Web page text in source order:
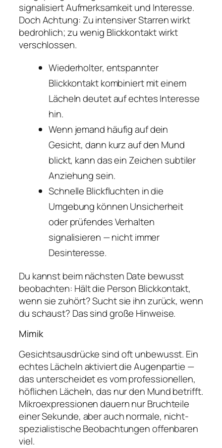
signalisiert Aufmerksamkeit und Interesse.
Doch Achtung: Zu intensiver Starren wirkt
bedrohlich; zu wenig Blickkontakt wirkt
verschlossen.
Wiederholter, entspannter
Blickkontakt kombiniert mit einem
Lächeln deutet auf echtes Interesse
hin.
Wenn jemand häufig auf dein
Gesicht, dann kurz auf den Mund
blickt, kann das ein Zeichen subtiler
Anziehung sein.
Schnelle Blickfluchten in die
Umgebung können Unsicherheit
oder prüfendes Verhalten
signalisieren — nicht immer
Desinteresse.
Du kannst beim nächsten Date bewusst
beobachten: Hält die Person Blickkontakt,
wenn sie zuhört? Sucht sie ihn zurück, wenn
du schaust? Das sind große Hinweise.
Mimik
Gesichtsausdrücke sind oft unbewusst. Ein
echtes Lächeln aktiviert die Augenpartie —
das unterscheidet es vom professionellen,
höflichen Lächeln, das nur den Mund betrifft.
Mikroexpressionen dauern nur Bruchteile
einer Sekunde, aber auch normale, nicht-
spezialistische Beobachtungen offenbaren
viel.